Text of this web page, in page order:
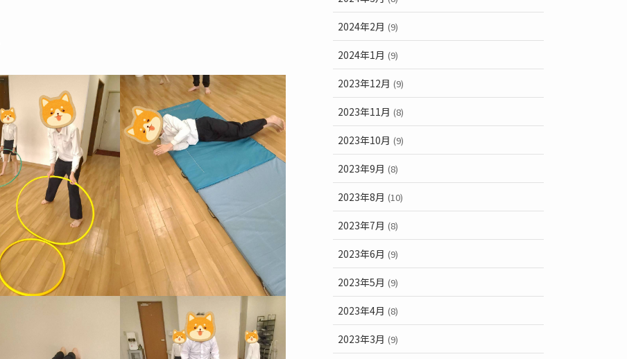
2024年2月 (9)
2024年1月 (9)
2023年12月 (9)
2023年11月 (8)
2023年10月 (9)
2023年9月 (8)
2023年8月 (10)
2023年7月 (8)
2023年6月 (9)
2023年5月 (9)
2023年4月 (8)
2023年3月 (9)